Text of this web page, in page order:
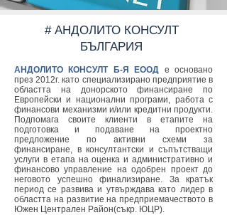
# АНДОЛИТО КОНСУЛТ
БЪЛГАРИЯ
АНДОЛИТО КОНСУЛТ Б-Я ЕООД е основано
през 2012г. като специализирано предприятие в
областта на донорското финансиране по
Европейски и национални програми, работа с
финансови механизми и/или кредитни продукти.
Подпомага своите клиенти в етапите на
подготовка и подаване на проектно
предложение по активни схеми за
финансиране, в консултантски и съпътстващи
услуги в етапа на оценка и административно и
финансово управление на одобрен проект до
неговото успешно финализиране. За кратък
период се развива и утвърждава като лидер в
областта на развитие на предприемачеството в
Южен Централен Район(съкр. ЮЦР).